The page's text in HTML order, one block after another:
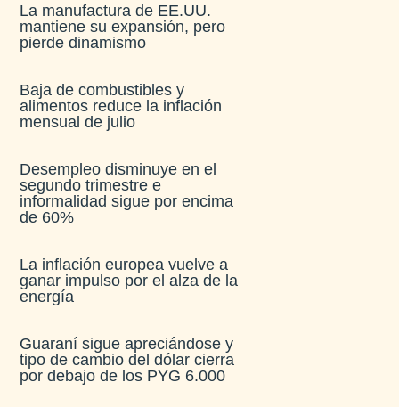
La manufactura de EE.UU.
mantiene su expansión, pero
pierde dinamismo
Baja de combustibles y
alimentos reduce la inflación
mensual de julio​
Desempleo disminuye en el
segundo trimestre e
informalidad sigue por encima
de 60%
La inflación europea vuelve a
ganar impulso por el alza de la
energía
Guaraní sigue apreciándose y
tipo de cambio del dólar cierra
por debajo de los PYG 6.000